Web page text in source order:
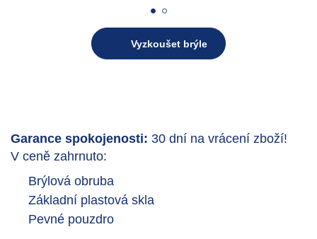
Vyzkoušet brýle
Garance spokojenosti: 30 dní na vrácení zboží!
V ceně zahrnuto:
Brýlová obruba
Základní plastová skla
Pevné pouzdro